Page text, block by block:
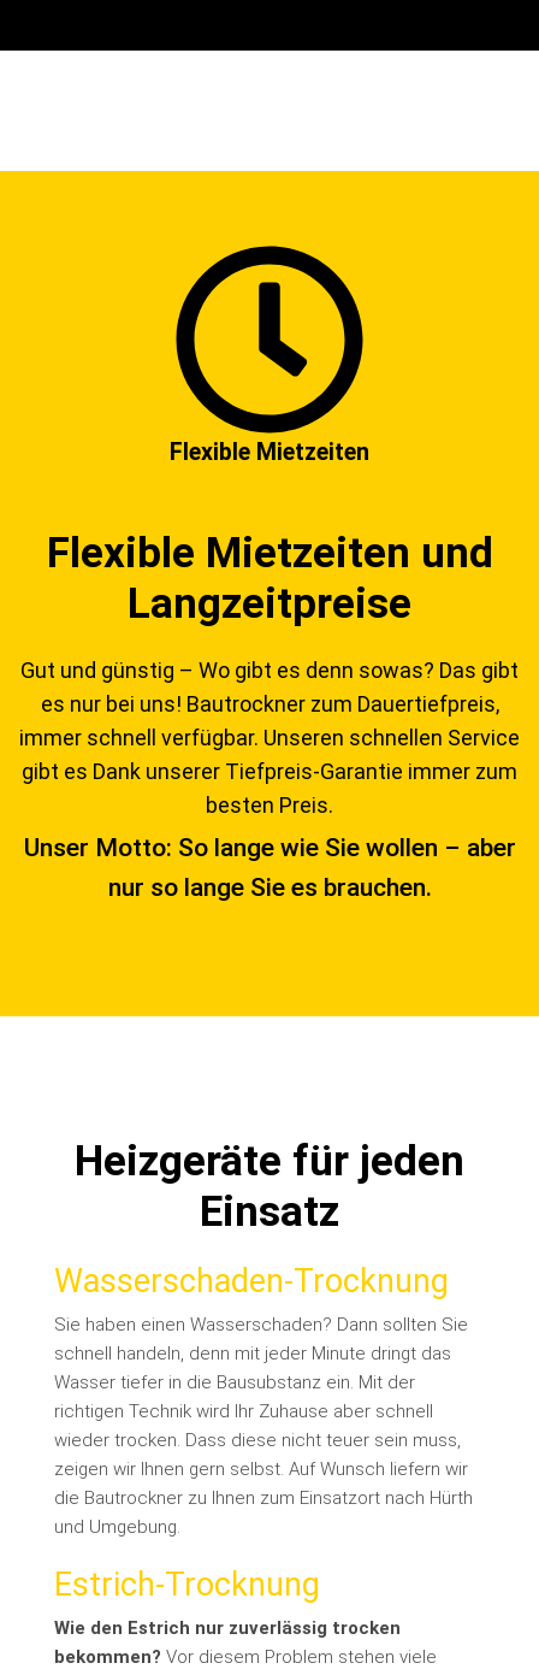
Flexible Mietzeiten
Flexible Mietzeiten und
Langzeitpreise
Gut und günstig – Wo gibt es denn sowas? Das gibt
es nur bei uns! Bautrockner zum Dauertiefpreis,
immer schnell verfügbar. Unseren schnellen Service
gibt es Dank unserer Tiefpreis-Garantie immer zum
besten Preis.
Unser Motto: So lange wie Sie wollen – aber
nur so lange Sie es brauchen.
Heizgeräte für jeden
Einsatz
Wasserschaden-Trocknung
Sie haben einen Wasserschaden? Dann sollten Sie
schnell handeln, denn mit jeder Minute dringt das
Wasser tiefer in die Bausubstanz ein. Mit der
richtigen Technik wird Ihr Zuhause aber schnell
wieder trocken. Dass diese nicht teuer sein muss,
zeigen wir Ihnen gern selbst. Auf Wunsch liefern wir
die Bautrockner zu Ihnen zum Einsatzort nach Hürth
und Umgebung.
Estrich-Trocknung
Wie den Estrich nur zuverlässig trocken
bekommen? Vor diesem Problem stehen viele